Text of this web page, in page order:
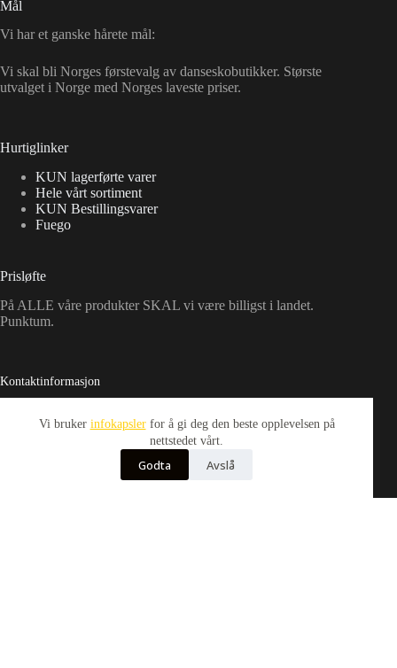
Vi bruker infokapslerfor å gi deg den beste opplevelsen på
nettstedet vårt.
Godta Avslå
Mål
Vi har et ganske hårete mål:
Vi skal bli Norges førstevalg av danseskobutikker. Største
utvalget i Norge med Norges laveste priser.
Hurtiglinker
KUN lagerførte varer
Hele vårt sortiment
KUN Bestillingsvarer
Fuego
Prisløfte
På ALLE våre produkter SKAL vi være billigst i landet.
Punktum.
Kontaktinformasjon
menyen på toppen av siden
Ringsbyvegen 539, 2160 Vormsund